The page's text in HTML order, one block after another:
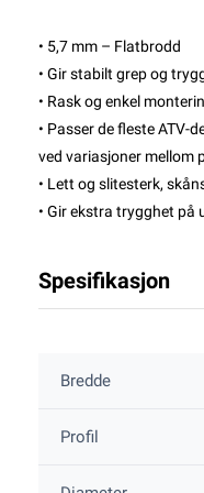
• 5,7 mm – Flatbrodd
• Gir stabilt grep og
• Rask og enkel
• Passer de fleste ATV-
ved variasjoner mellom
• Lett og slitesterk,
• Gir ekstra trygghet på
Spesifikasjon
Bredde
Profil